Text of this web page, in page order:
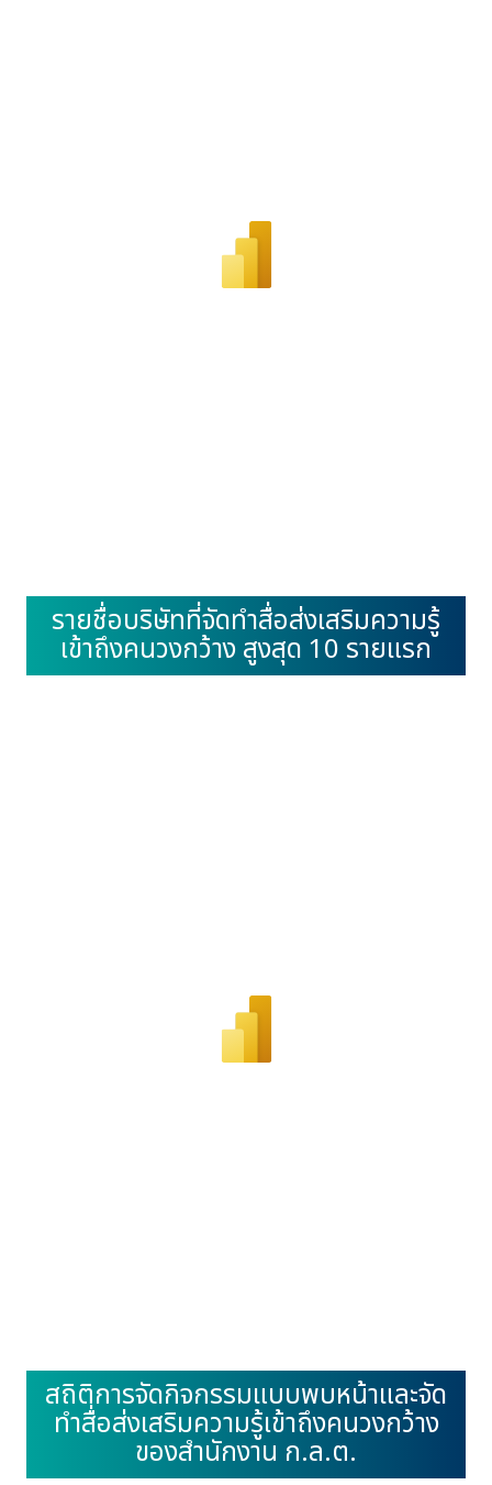
รายชื่อบริษัทที่จัดทำสื่อส่งเสริมความรู้
เข้าถึงคนวงกว้าง สูงสุด 10 รายแรก
สถิติการจัดกิจกรรมแบบพบหน้าและจัด
ทำสื่อส่งเสริมความรู้เข้าถึงคนวงกว้าง
ของสำนักงาน ก.ล.ต.